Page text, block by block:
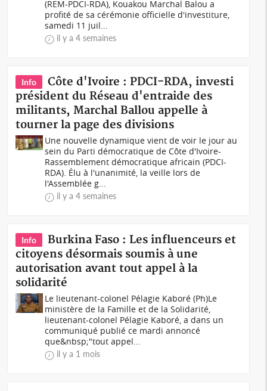
(REM-PDCI-RDA), Kouakou Marchal Balou a
profité de sa cérémonie officielle d'investiture,
samedi 11 juil...
il y a 4 semaines
Info
Côte d'Ivoire : PDCI-RDA, investi
président du Réseau d'entraide des
militants, Marchal Ballou appelle à
tourner la page des divisions
Une nouvelle dynamique vient de voir le jour au
sein du Parti démocratique de Côte d'Ivoire-
Rassemblement démocratique africain (PDCI-
RDA). Élu à l'unanimité, la veille lors de
l'Assemblée g...
il y a 4 semaines
Info
Burkina Faso : Les influenceurs et
citoyens désormais soumis à une
autorisation avant tout appel à la
solidarité
Le lieutenant-colonel Pélagie Kaboré (Ph)Le
ministère de la Famille et de la Solidarité,
lieutenant-colonel Pélagie Kaboré, a dans un
communiqué publié ce mardi annoncé
que&nbsp;"tout appel...
il y a 1 mois